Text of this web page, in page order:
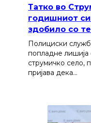
Татко во
годишниот
здобило со
Полициски
попладне
струмичко село,
пријава дека…